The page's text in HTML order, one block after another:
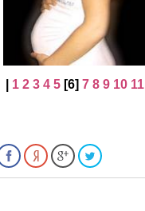
1 2 3 4 5 [6] 7 8 9 10 11